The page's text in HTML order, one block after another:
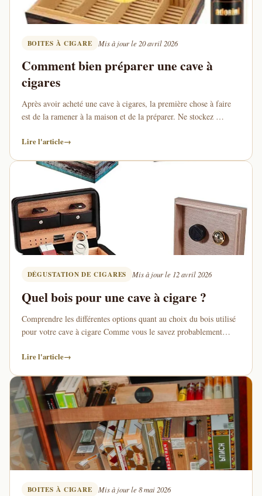
BOITES À CIGARE Mis à jour le 20 avril 2026
Comment bien préparer une cave à
cigares
Après avoir acheté une cave à cigares, la première chose à faire
est de la ramener à la maison et de la préparer. Ne stockez …
Lire l'article→
DÉGUSTATION DE CIGARES Mis à jour le 12 avril 2026
Quel bois pour une cave à cigare ?
Comprendre les différentes options quant au choix du bois utilisé
pour votre cave à cigare Comme vous le savez probablement
Lire l'article→
BOITES À CIGARE Mis à jour le 8 mai 2026